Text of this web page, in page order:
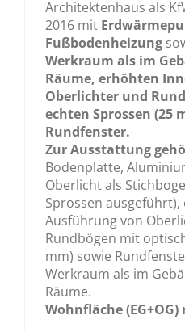
Architektenhaus als
2016 mit
Fußbodenheizung
Werkraum als im
Räume, erhöhten
Oberlichter und
echten Sprossen (25
Rundfenster.
Zur Ausstattung
Bodenplatte,
Oberlicht als
Sprossen
Ausführung von
Rundbögen mit
mm) sowie
Werkraum als im
Räume.
Wohnfläche (EG+OG)